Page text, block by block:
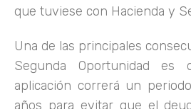
que tuviese con Hacienda y
Una de las principales
Segunda Oportunidad
aplicación correrá un
años para evitar que el